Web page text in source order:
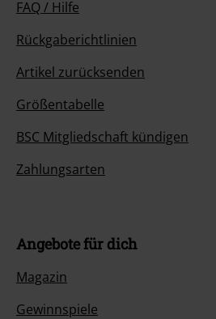
FAQ / Hilfe
Rückgaberichtlinien
Artikel zurücksenden
Größentabelle
BSC Mitgliedschaft kündigen
Zahlungsarten
Angebote für dich
Magazin
Gewinnspiele